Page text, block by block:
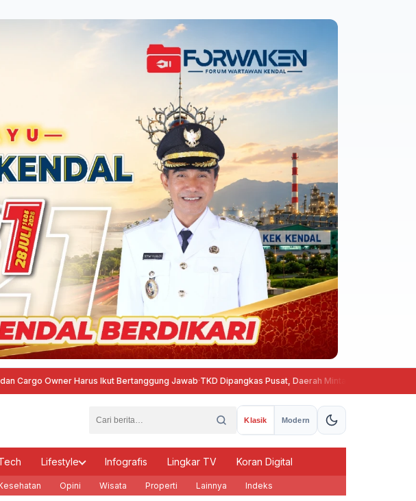
Harus Ikut Bertanggung Jawab·TKD Dipangkas Pusat, Daerah Minta Skema Belanja Pegawai
Klasik Modern
Lifestyle Infografis Lingkar TV Koran Digital
Opini Wisata Properti Lainnya Indeks